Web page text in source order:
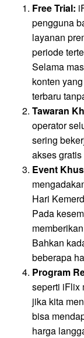
Free Trial:
pengguna
layanan
periode
Selama
konten
terbaru
Tawaran
operator
sering
akses
Event
Hari
Pada
Bahkan
beberapa
Program
seperti iFlix
jika kita
bisa
harga